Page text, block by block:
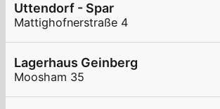
Uttendorf - Spar
Mattighofnerstraße 4
Lagerhaus Geinberg
Moosham 35